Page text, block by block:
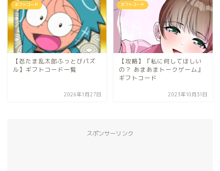
ギフトコード
【忍たま乱太郎ふっとびパズ
ル】ギフトコード一覧
2026年1月27日
ギフトコード
【攻略】『私に何してほしい
の？ あまあまトークゲーム』
ギフトコード
2023年10月31日
スポンサーリンク